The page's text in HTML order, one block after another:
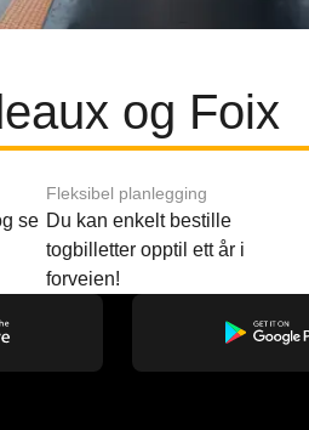
og Foix
se
Fleksibel planlegging
Du kan enkelt bestille
togbilletter opptil ett år i
forveien!